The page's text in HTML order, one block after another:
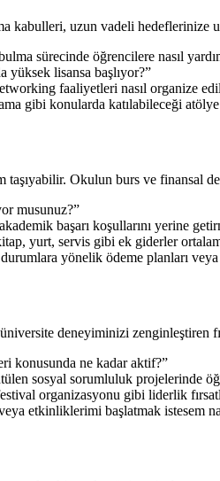
kabulleri, uzun vadeli hedeflerinize
sürecinde öğrencilere nasıl
yüksek lisansa başlıyor?”
faaliyetleri nasıl organize
gibi konularda katılabileceği
Okulun burs ve finansal
musunuz?”
başarı koşullarını yerine
yurt, servis gibi ek giderler
yönelik ödeme planları
deneyiminizi zenginleştiren
konusunda ne kadar aktif?”
sosyal sorumluluk projelerinde
organizasyonu gibi liderlik
etkinliklerimi başlatmak istesem